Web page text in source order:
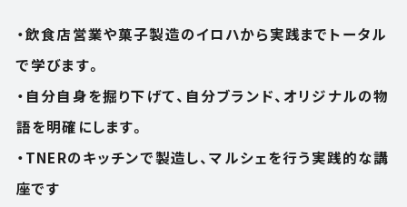
・飲食店営業や菓子製造のイロハから実践までトータル
で学びます。
・自分自身を掘り下げて、自分ブランド、オリジナルの物
語を明確にします。
・TNERのキッチンで製造し、マルシェを行う実践的な講
座です